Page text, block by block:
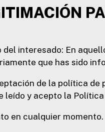
interesado: En
que has sido
de la política
leído y acepto la
en cualquier momento.